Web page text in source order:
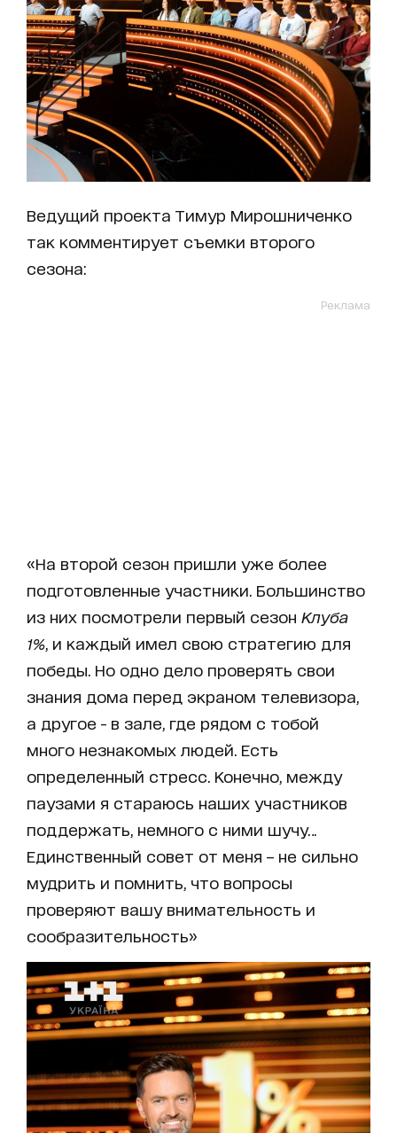
Ведущий проекта Тимур Мирошниченко
так комментирует съемки второго
сезона:
Реклама
«На второй сезон пришли уже более
подготовленные участники. Большинство
из них посмотрели первый сезон Клуба
1% , и каждый имел свою стратегию для
победы. Но одно дело проверять свои
знания дома перед экраном телевизора,
а другое - в зале, где рядом с тобой
много незнакомых людей. Есть
определенный стресс. Конечно, между
паузами я стараюсь наших участников
поддержать, немного с ними шучу…
Единственный совет от меня – не сильно
мудрить и помнить, что вопросы
проверяют вашу внимательность и
сообразительность»